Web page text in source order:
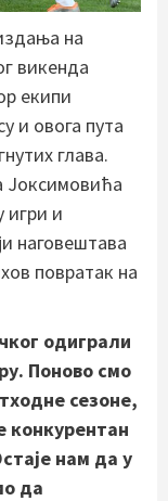
на
викенда
екипи
и овога пута
глава.
Јоксимовића
игри и
наговештава
повратак на
одиграли
Поново смо
сезоне,
конкурентан
нам да у
да